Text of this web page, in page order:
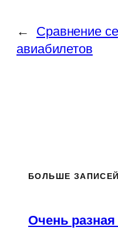
←
Сравнение
авиабилетов
БОЛЬШЕ ЗАПИСЕЙ
Очень